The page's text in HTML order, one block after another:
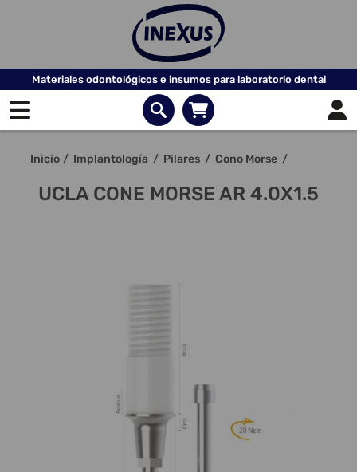
Materiales odontológicos e insumos para laboratorio dental
Inicio / Implantología / Pilares / Cono Morse /
UCLA CONE MORSE AR 4.0X1.5